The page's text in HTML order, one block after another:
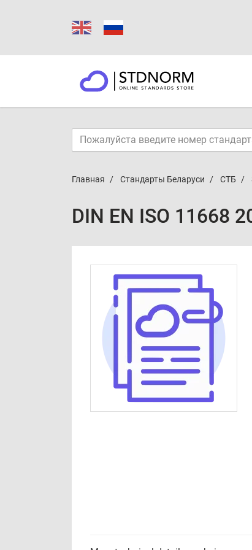
Главная Стандарты Беларуси СТБ
DIN EN ISO 11668